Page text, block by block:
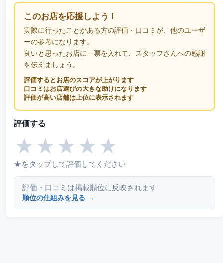
このお店を応援しよう！
実際に行ったことがある方の評価・口コミが、他のユーザ
ーの参考になります。
良いと思ったお店に一票を入れて、スタッフさんへの感謝
を伝えましょう。
評価するとお店のスコアが上がります
口コミはお店選びの大きな助けになります
評価が高い店舗は上位に表示されます
評価する
★ ★ ★ ★ ★
★をタップして評価してください
評価・口コミは掲載順位に反映されます
順位の仕組みを見る →